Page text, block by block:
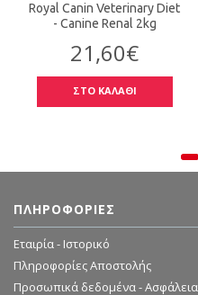
Royal Canin Veterinary Diet
- Canine Renal 2kg
21,60€
ΣΤΟ ΚΑΛΑΘΙ
ΠΛΗΡΟΦΟΡΊΕΣ
Εταιρία - Ιστορικό
Πληροφορίες Αποστολής
Προσωπικά δεδομένα - Ασφάλεια